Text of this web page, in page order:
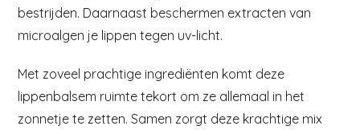
bestrijden. Daarnaast beschermen extracten van
microalgen je lippen tegen uv-licht.
Met zoveel prachtige ingrediënten komt deze
lippenbalsem ruimte tekort om ze allemaal in het
zonnetje te zetten. Samen zorgt deze krachtige mix